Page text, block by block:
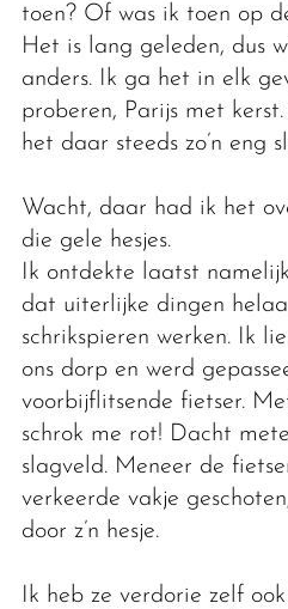
toen? Of was ik toen op
Het is lang geleden, dus
anders. Ik ga het in elk
proberen, Parijs met
het daar steeds zo’n eng
Wacht, daar had ik het
die gele hesjes.
Ik ontdekte laatst
dat uiterlijke dingen
schrikspieren werken. Ik
ons dorp en werd
voorbijflitsende fietser.
schrok me rot! Dacht
slagveld. Meneer de
verkeerde vakje
door z’n hesje.
Ik heb ze verdorie zelf